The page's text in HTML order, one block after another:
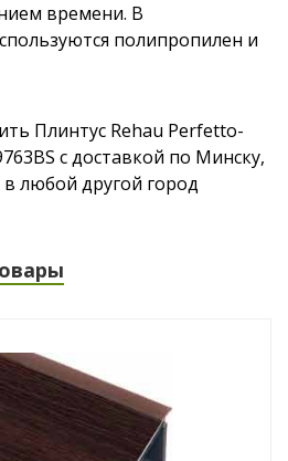
времени. В
полипропилен и
Плинтус Rehau Perfetto-
с доставкой по Минску,
любой другой город